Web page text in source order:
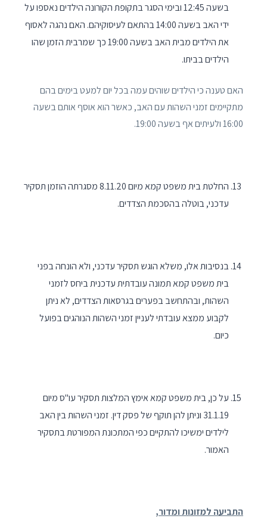
בשעה 12:45 ובימי הסגר בתקופת הקורונה הילדים נאספו על
ידי האב בשעה 14:00 בהתאם לעיסוקיהם. האם נהגה לאסוף
את הילדים מבית האב בשעה 19:00 כך שמרבית הזמן שהו
הילדים בביתו.
האם טענה כי הילדים שוהים עמה בכל יום למעט בימים בהם
מתקיימים זמני השהות עם האב, כאשר הוא אוסף אותם בשעה
16:00 ולעיתים אף בשעה 19:00.
החלטת בית משפט קמא מיום 8.11.20 מסגרתה הוזמן תסקיר
עדכני, בוטלה בהסכמת הצדדים.
בנסיבות אלו, משלא הוגש תסקיר עדכני, ולא הונחה בפני
בית משפט קמא תמונה עובדתית עדכנית ביחס לזמני
השהות, ובהתחשב בפערים בגרסאות הצדדים, לא ניתן
לקבוע ממצא עובדתי לעניין זמני השהות הנוהגים בפועל
כיום.
על כן, בית משפט קמא אימץ המלצות תסקיר עו"ס מיום
31.1.19 וניתן להן תוקף של פסק דין. זמני השהות בין האב
לילדים ימשיכו להתקיים כפי המתכונת המפורטת בתסקיר
האמור.
התביעה למזונות ומדור,